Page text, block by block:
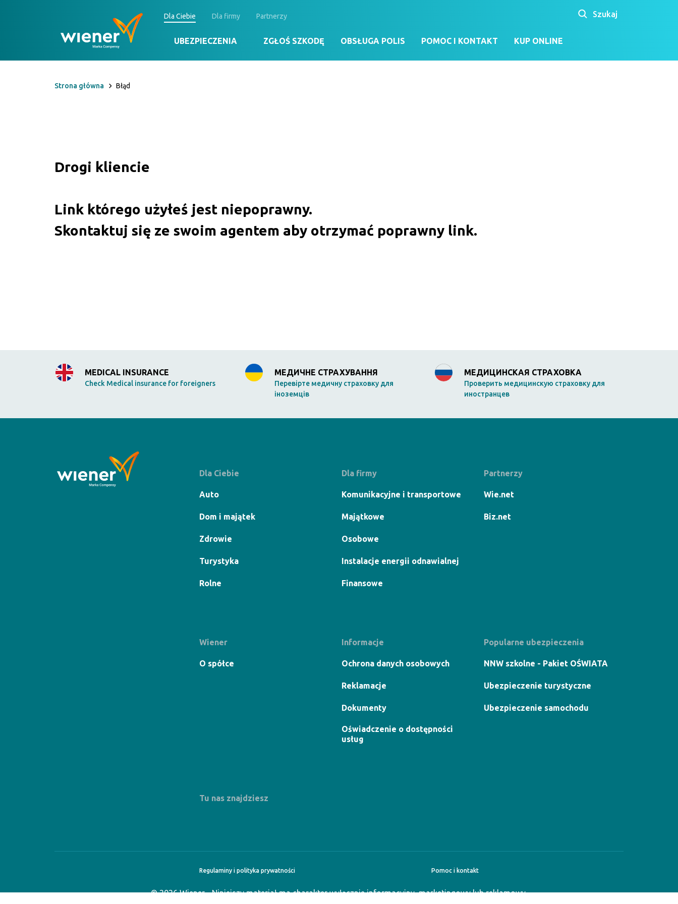
Dla Ciebie Dla firmy Partnerzy
UBEZPIECZENIA ZGŁOŚ SZKODĘ OBSŁUGA POLIS POMOC I KONTAKT KUP ONLINE
Szukaj
Strona główna Błąd
Drogi kliencie
Link którego użyłeś jest niepoprawny.
Skontaktuj się ze swoim agentem aby otrzymać poprawny link.
MEDICAL INSURANCE
Check Medical insurance for foreigners
МЕДИЧНЕ СТРАХУВАННЯ
Перевірте медичну страховку для
іноземців
МЕДИЦИНСКАЯ СТРАХОВКА
Проверить медицинскую страховку для
иностранцев
Dla Ciebie
Auto
Dom i majątek
Zdrowie
Turystyka
Rolne
Dla firmy
Komunikacyjne i transportowe
Majątkowe
Osobowe
Instalacje energii odnawialnej
Finansowe
Partnerzy
Wie.net
Biz.net
Wiener
O spółce
Informacje
Ochrona danych osobowych
Reklamacje
Dokumenty
Oświadczenie o dostępności
usług
Popularne ubezpieczenia
NNW szkolne - Pakiet OŚWIATA
Ubezpieczenie turystyczne
Ubezpieczenie samochodu
Tu nas znajdziesz
Regulaminy i polityka prywatności Pomoc i kontakt
© 2026 Wiener - Niniejszy materiał ma charakter wyłącznie informacyjny, marketingowy lub reklamowy.